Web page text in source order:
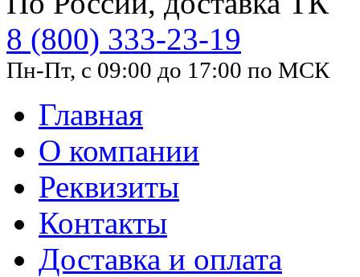
8 (800) 333-23-19
Пн-Пт, с 09:00 до 17:00 по МСК
Главная
О компании
Реквизиты
Контакты
Доставка и оплата